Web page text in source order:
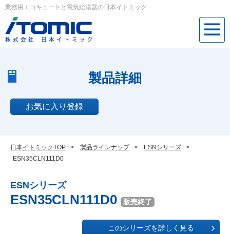
業務用エコキュートと電気給湯器の日本イトミック
製品詳細
お気に入り登録
日本イトミックTOP > 製品ラインナップ > ESNシリーズ
>
ESN35CLN111D0
ESNシリーズ
ESN35CLN111D0 販売終了
このシリーズを詳しく見る